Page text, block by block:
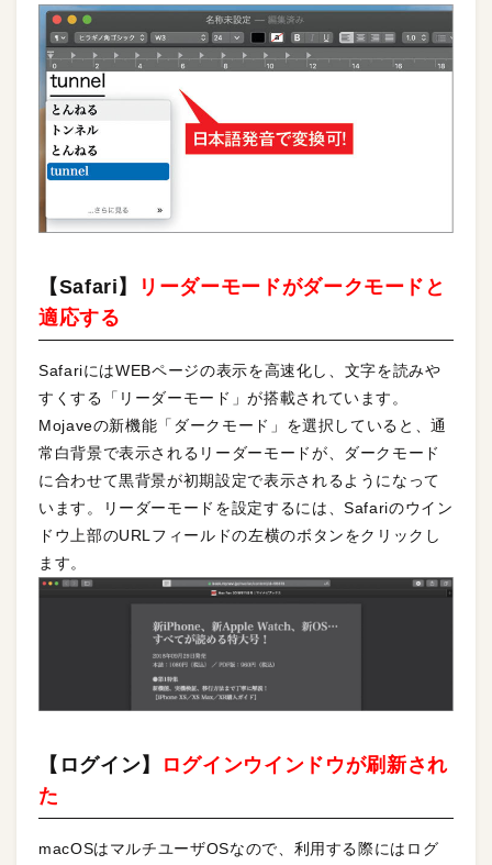
【Safari】
リーダーモードがダークモードと
適応する
SafariにはWEBページの表示を高速化し、文字を読みや
すくする「リーダーモード」が搭載されています。
Mojaveの新機能「ダークモード」を選択していると、通
常白背景で表示されるリーダーモードが、ダークモード
に合わせて黒背景が初期設定で表示されるようになって
います。リーダーモードを設定するには、Safariのウイン
ドウ上部のURLフィールドの左横のボタンをクリックし
ます。
【ログイン】
ログインウインドウが刷新され
た
macOSはマルチユーザOSなので、利用する際にはログ